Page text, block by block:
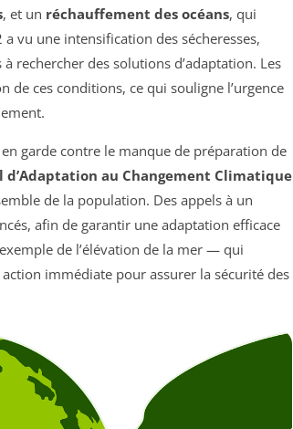
, et un réchauffement des océans, qui
vu une intensification des sécheresses,
rechercher des solutions d’adaptation. Les
de ces conditions, ce qui souligne l’urgence
garde contre le manque de préparation de
d’Adaptation au Changement Climatique
de la population. Des appels à un
afin de garantir une adaptation efficace
de l’élévation de la mer — qui
immédiate pour assurer la sécurité des